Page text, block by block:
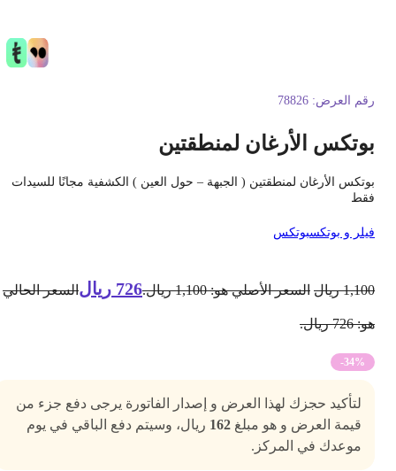
العرض: 78826
الأرغان لمنطقتين
الأرغان لمنطقتين ( الجبهة – حول العين ) الكشفية مجانًا للسيدات
و بوتكسبوتكس
ريال السعر الأصلي هو: 1,100 ريال. 726 ريال السعر الحالي
-34%
لتأكيد حجزك لهذا العرض و إصدار الفاتورة يرجى دفع جزء من
قيمة العرض و هو مبلغ162 ريال، وسيتم دفع الباقي في يوم
موعدك في المركز.